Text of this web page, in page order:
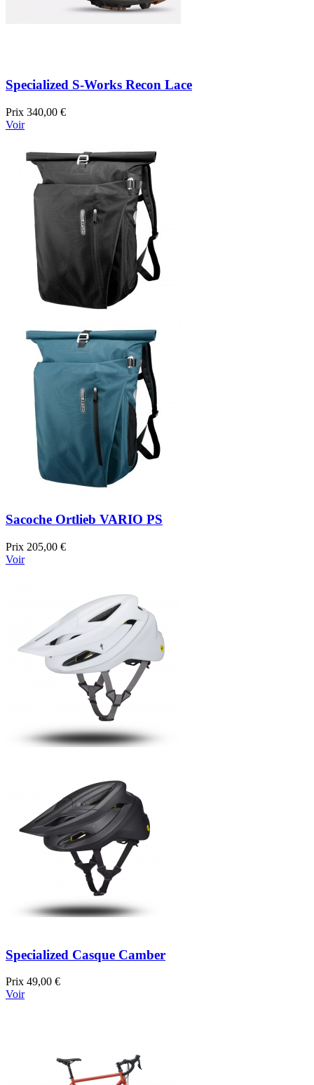
Specialized S-Works Recon Lace
Prix 340,00 €
Voir
Sacoche Ortlieb VARIO PS
Prix 205,00 €
Voir
Specialized Casque Camber
Prix 49,00 €
Voir